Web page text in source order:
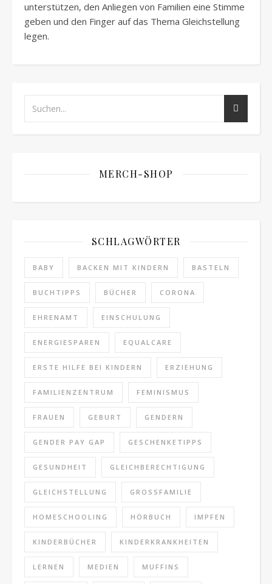
unterstützen, den Anliegen von Familien eine Stimme
geben und den Finger auf das Thema Gleichstellung
legen.
MERCH-SHOP
SCHLAGWÖRTER
BABY BACKEN MIT KINDERN BASTELN
BUCHTIPPS BÜCHER CORONA
EHRENAMT EINSCHULUNG
ENERGIESPAREN EQUALCARE
ERSTE HILFE BEI KINDERN ERZIEHUNG
FAMILIENZENTRUM FEMINISMUS
FRAUEN GEBURT GENDERN
GENDER PAY GAP GESCHENKETIPPS
GESUNDHEIT GLEICHBERECHTIGUNG
GLEICHSTELLUNG GROSSFAMILIE
HOMESCHOOLING HÖRBUCH IMPFEN
KINDERBÜCHER KINDERKRANKHEITEN
LERNEN MEDIEN MUFFINS